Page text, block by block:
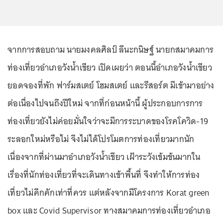
จากการสอบถาม นายมงคลศิลป์ ลีนะกนิษฐ์ นายกสมาคมการ
ท่องเที่ยวอำเภอวังน้ำเขียว เปิดเผยว่า ตอนนี้อำเภอวังน้ำเขียว
ยอดจองที่พัก ฟาร์มสเตย์ โฮมสเตย์ และรีสอร์ต มีเข้ามาอย่าง
ต่อเนื่องไปจนถึงปีใหม่ จากที่ก่อนหน้านี้ ผู้ประกอบการการ
ท่องเที่ยวยังไม่ค่อยมั่นใจว่าจะมีการระบาดของโรคโควิด-19
ระลอกใหม่หรือไม่ จึงไม่ได้โปรโมตการท่องเที่ยวมากนัก
เนื่องจากที่ผ่านมาอำเภอวังน้ำเขียว เฝ้าระวังเข้มข้นมากใน
เรื่องที่นักท่องเที่ยวที่จะเดินทางเข้าพื้นที่ จึงทำให้การท่อง
เที่ยวไม่คึกคักเท่าที่ควร แต่หลังจากมีโครงการ Korat green
box และ Covid Supervisor ทางสมาคมการท่องเที่ยวอำเภอ